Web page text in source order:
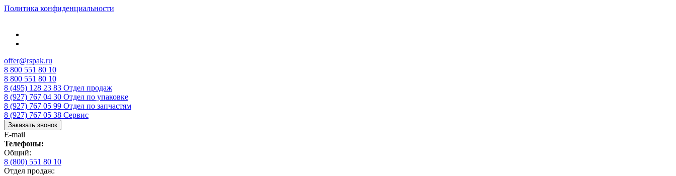
Политика конфиденциальности
offer@rspak.ru
8 800 551 80 10
8 800 551 80 10
8 (495) 128 23 83 Отдел продаж
8 (927) 767 04 30 Отдел по упаковке
8 (927) 767 05 99 Отдел по запчастям
8 (927) 767 05 38 Сервис
Заказать звонок
E-mail
Телефоны:
Общий:
8 (800) 551 80 10
Отдел продаж: